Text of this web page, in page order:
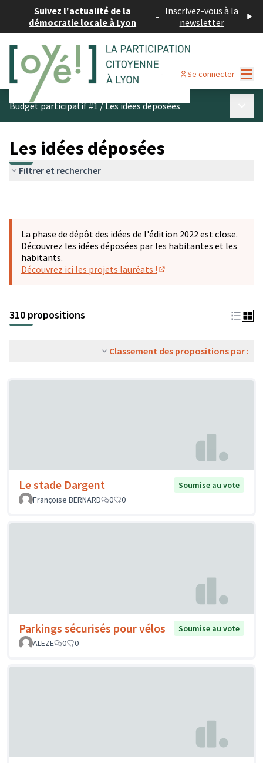
Suivez l'actualité de la
démocratie locale à Lyon
- Inscrivez-vous à la
newsletter
Se connecter
Budget participatif #1/Les idées déposées
Les idées déposées
Filtrer et rechercher
La phase de dépôt des idées de l'édition 2022 est close.
Découvrez les idées déposées par les habitantes et les
habitants.
Découvrez ici les projets lauréats !
310 propositions
Classement des propositions par :
Le stade Dargent
Soumise au vote
Françoise BERNARD
0 0
Parkings sécurisés pour vélos
Soumise au vote
ALEZE
0 0